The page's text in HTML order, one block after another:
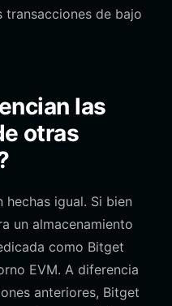
transacciones de bajo
las
otras
igual. Si bien
un almacenamiento
como Bitget
EVM. A diferencia
anteriores, Bitget